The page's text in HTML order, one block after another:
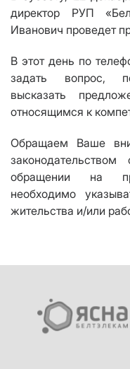
директор РУП
Иванович проведет
В этот день по
задать вопрос,
высказать
относящимся к
Обращаем Ваше
обращении на
необходимо
жительства и/или